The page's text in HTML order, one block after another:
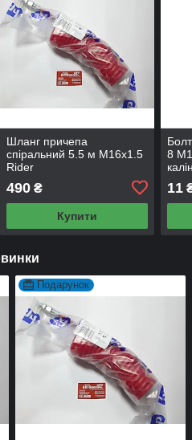
Шланг причепа
спіральний 5.5 м М16x1.5
Rider
490₴
Купити
8
11
Подарунок